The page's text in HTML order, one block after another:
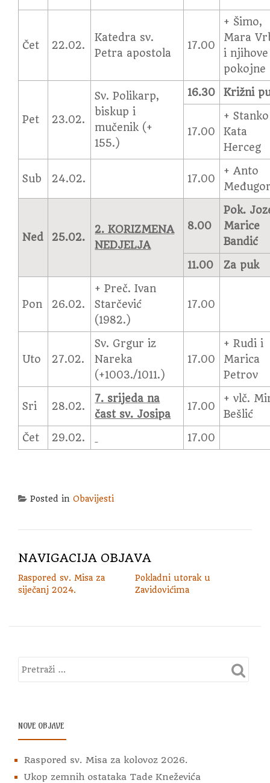
Čet 22.02.
Katedra sv.
Petra apostola
17.00
+ Šimo,
Mara
i njihove
pokojne
Pet 23.02.
Sv. Polikarp,
biskup i
mučenik (+
155.)
16.30 Križni
17.00
+
Kata
Herceg
Sub 24.02. 17.00
+ Anto
Ned 25.02.
2. KORIZMENA
NEDJELJA
8.00
Pok.
Marice
Bandić
11.00
Za puk
Pon 26.02.
+ Preč. Ivan
Starčević
(1982.)
17.00
Uto 27.02.
Sv. Grgur iz
Nareka
(+1003./1011.)
17.00
+ Rudi i
Marica
Petrov
Sri 28.02.
7. srijeda na
čast sv. Josipa
17.00
+ vlč.
Bešlić
Čet
29.02. 17.00
Posted in Obavijesti
NAVIGACIJA OBJAVA
Raspored sv. Misa za
siječanj 2024.
Pokladni utorak u
Zavidovićima
NOVE OBJAVE
Raspored sv. Misa za kolovoz 2026.
Ukop zemnih ostataka Tade Kneževića